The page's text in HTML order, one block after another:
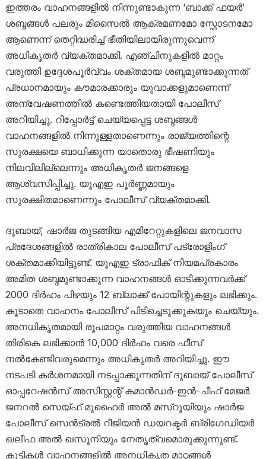
ഇത്തരം വാഹനങ്ങളിൽ നിന്നുണ്ടാകുന്ന ‘ബാക്ക് ഫയർ’
ശബ്ദങ്ങൾ പലരും മിസൈൽ ആക്രമണമോ സ്ഫോടനമോ
ആണെന്ന് തെറ്റിദ്ധരിച്ച് ഭീതിയിലായിരുന്നുവെന്ന്
അധികൃതർ വ്യക്തമാക്കി. എഞ്ചിനുകളിൽ മാറ്റം
വരുത്തി ഉദ്ദേശപൂർവ്വം ശക്തമായ ശബ്ദമുണ്ടാക്കുന്നത്
പ്രധാനമായും കൗമാരക്കാരും യുവാക്കളുമാണെന്ന്
അന്വേഷണത്തിൽ കണ്ടെത്തിയതായി പോലീസ്
അറിയിച്ചു. റിപ്പോർട്ട് ചെയ്യപ്പെട്ട ശബ്ദങ്ങൾ
വാഹനങ്ങളിൽ നിന്നുള്ളതാണെന്നും രാജ്യത്തിന്റെ
സുരക്ഷയെ ബാധിക്കുന്ന യാതൊരു ഭീഷണിയും
നിലവിലില്ലെന്നും അധികൃതർ ജനങ്ങളെ
ആശ്വസിപ്പിച്ചു. യുഎഇ പൂർണ്ണമായും
സുരക്ഷിതമാണെന്നും പോലീസ് വ്യക്തമാക്കി.
ദുബായ്, ഷാർജ തുടങ്ങിയ എമിറേറ്റുകളിലെ ജനവാസ
പ്രദേശങ്ങളിൽ രാത്രികാല പോലീസ് പട്രോളിംഗ്
ശക്തമാക്കിയിട്ടുണ്ട്. യുഎഇ ട്രാഫിക് നിയമപ്രകാരം
അമിത ശബ്ദമുണ്ടാക്കുന്ന വാഹനങ്ങൾ ഓടിക്കുന്നവർക്ക്
2000 ദിർഹം പിഴയും 12 ബ്ലാക്ക് പോയിന്റുകളും ലഭിക്കും.
കൂടാതെ വാഹനം പോലീസ് പിടിച്ചെടുക്കുകയും ചെയ്യും.
അനധികൃതമായി രൂപമാറ്റം വരുത്തിയ വാഹനങ്ങൾ
തിരികെ ലഭിക്കാൻ 10,000 ദിർഹം വരെ ഫീസ്
നൽകേണ്ടിവരുമെന്നും അധികൃതർ അറിയിച്ചു. ഈ
നടപടി കർശനമായി നടപ്പാക്കുന്നതിന് ദുബായ് പോലീസ്
ഓപ്പറേഷൻസ് അസിസ്റ്റന്റ് കമാൻഡർ-ഇൻ-ചീഫ് മേജർ
ജനറൽ സെയ്ഫ് മുഹൈർ അൽ മസ്‌റൂയിയും ഷാർജ
പോലീസ് സെൻട്രൽ റീജിയൻ ഡയറക്ടർ ബ്രിഗേഡിയർ
ഖലീഫ അൽ ഖസൂനിയും നേതൃത്വമൊരുക്കുന്നുണ്ട്.
കുട്ടികൾ വാഹനങ്ങളിൽ അനധികൃത മാറ്റങ്ങൾ